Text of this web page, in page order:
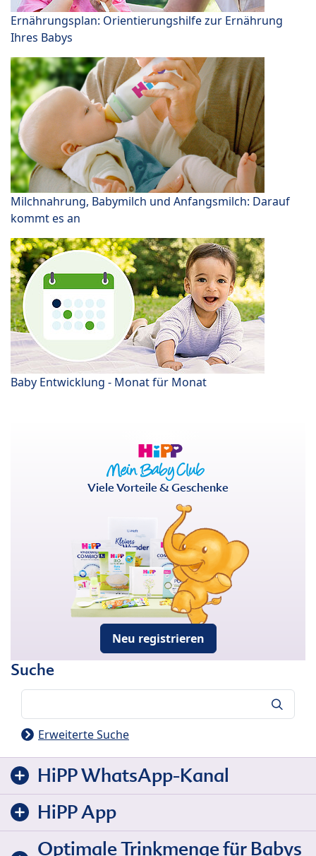
Ernährungsplan: Orientierungshilfe zur Ernährung
Ihres Babys
Milchnahrung, Babymilch und Anfangsmilch: Darauf
kommt es an
Baby Entwicklung - Monat für Monat
Viele Vorteile & Geschenke
Neu registrieren
Suche
Erweiterte Suche
HiPP WhatsApp-Kanal
HiPP App
Optimale Trinkmenge für Babys